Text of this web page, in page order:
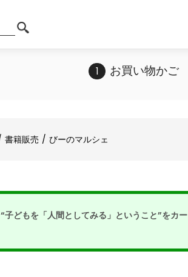
お買い物かご
書籍販売 びーのマルシェ
“子どもを「人間としてみる」ということ”をカ